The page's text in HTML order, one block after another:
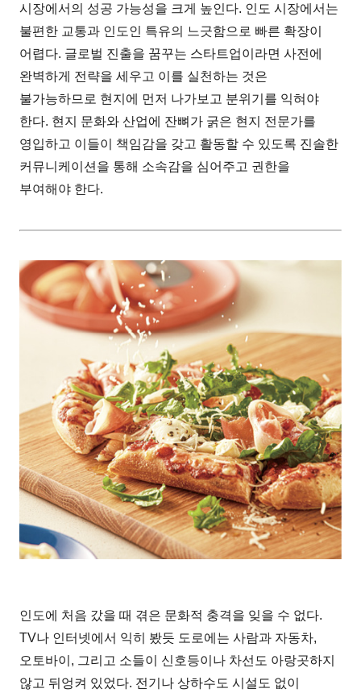
시장에서의 성공 가능성을 크게 높인다. 인도 시장에서는
불편한 교통과 인도인 특유의 느긋함으로 빠른 확장이
어렵다. 글로벌 진출을 꿈꾸는 스타트업이라면 사전에
완벽하게 전략을 세우고 이를 실천하는 것은
불가능하므로 현지에 먼저 나가보고 분위기를 익혀야
한다. 현지 문화와 산업에 잔뼈가 굵은 현지 전문가를
영입하고 이들이 책임감을 갖고 활동할 수 있도록 진솔한
커뮤니케이션을 통해 소속감을 심어주고 권한을
부여해야 한다.
인도에 처음 갔을 때 겪은 문화적 충격을 잊을 수 없다.
TV나 인터넷에서 익히 봤듯 도로에는 사람과 자동차,
오토바이, 그리고 소들이 신호등이나 차선도 아랑곳하지
않고 뒤엉켜 있었다. 전기나 상하수도 시설도 없이